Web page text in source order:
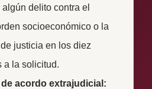
delito contra el
socioeconómico o la
justicia en los diez
a la solicitud.
acordo extrajudicial: